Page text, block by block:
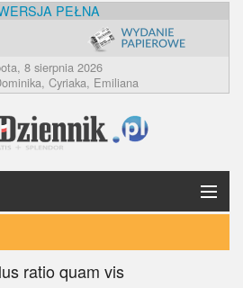
PEŁNA
8 sierpnia 2026
Cyriaka, Emiliana
ratio quam vis